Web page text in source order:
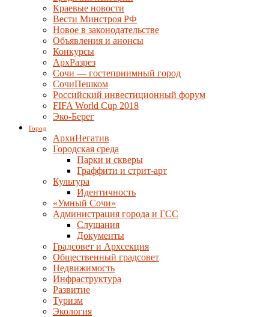
Краевые новости
Вести Минстроя РФ
Новое в законодательстве
Объявления и анонсы
Конкурсы
АрхРазрез
Сочи — гостеприимный город
СочиПешком
Российский инвестиционный форум
FIFA World Cup 2018
Эко-Берег
Город
АрхиНегатив
Городская среда
Парки и скверы
Граффити и стрит-арт
Культура
Идентичность
«Умный Сочи»
Администрация города и ГСС
Слушания
Документы
Градсовет и Архсекция
Общественный градсовет
Недвижимость
Инфраструктура
Развитие
Туризм
Экология